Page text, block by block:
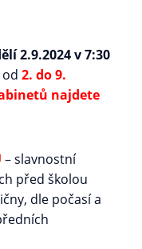
2.9.2024 v 7:30
2. do 9.
najdete
– slavnostní
před školou
dle počasí a